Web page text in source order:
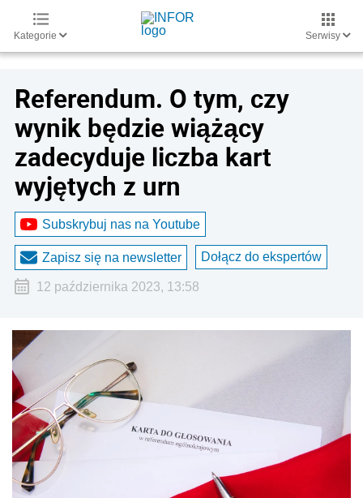
Kategorie Serwisy
Referendum. O tym, czy
wynik będzie wiążący
zadecyduje liczba kart
wyjętych z urn
Subskrybuj nas na Youtube
Zapisz się na newsletter Dołącz do ekspertów
12 października 2023, 13:58